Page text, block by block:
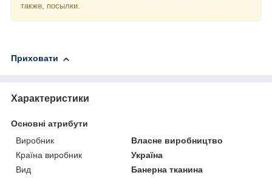
также, посылки.
Приховати
Характеристики
Основні атрибути
Виробник
Власне виробництво
Країна виробник
Україна
Вид
Банерна тканина